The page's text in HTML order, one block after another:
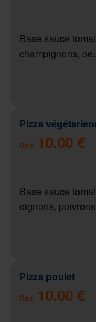
Base sauce
champignons,
Pizza
Dès 10.00 €
Base sauce
oignons,
Pizza poulet
Dès 10.00 €